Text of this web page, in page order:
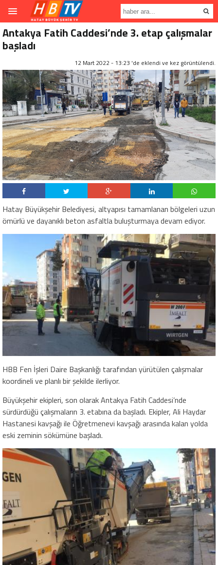
Antakya Fatih Caddesi’nde 3. etap çalışmalar
başladı
12 Mart 2022 - 13:23 'de eklendi ve kez görüntülendi.
Hatay Büyükşehir Belediyesi, altyapısı tamamlanan bölgeleri uzun
ömürlü ve dayanıklı beton asfaltla buluşturmaya devam ediyor.
HBB Fen İşleri Daire Başkanlığı tarafından yürütülen çalışmalar
koordineli ve planlı bir şekilde ilerliyor.
Büyükşehir ekipleri, son olarak Antakya Fatih Caddesi’nde
sürdürdüğü çalışmaların 3. etabına da başladı. Ekipler, Ali Haydar
Hastanesi kavşağı ile Öğretmenevi kavşağı arasında kalan yolda
eski zeminin sökümüne başladı.